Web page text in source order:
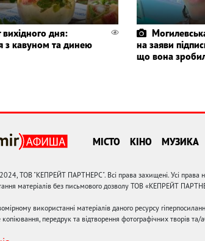
вихідного дня:
з кавуном та динею
на заяви
що вона
МІСТО КІНО МУЗИКА
ТОВ "КЕПРЕЙТ ПАРТНЕРС". Всі права захищені. Усі права
матеріалів без письмового дозволу ТОВ «КЕПРЕЙТ
використанні матеріалів даного ресурсу
передрук та відтворення фотографічних творів